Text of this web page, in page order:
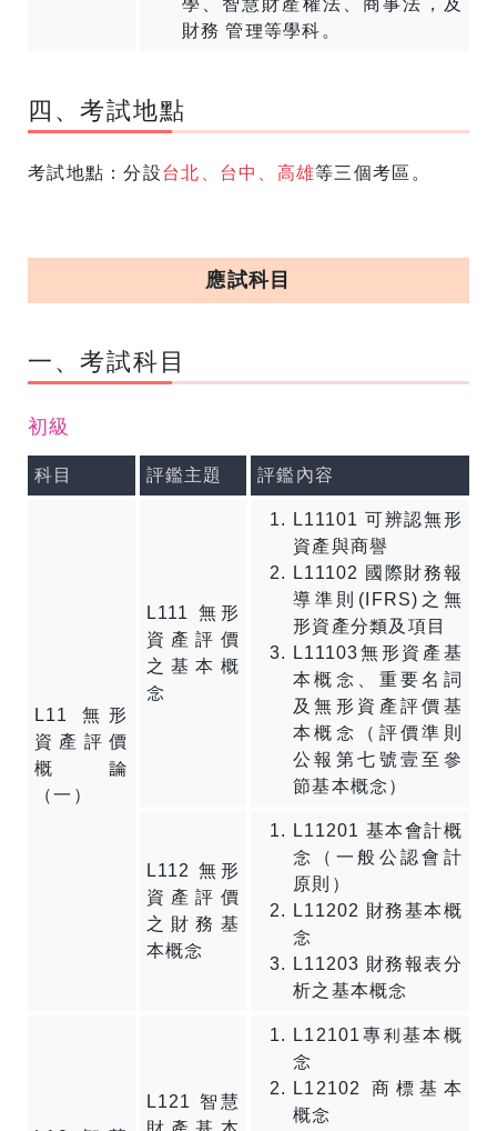
學、智慧財產權法、商事法，及
財務 管理等學科。
四、考試地點
考試地點：分設台北、台中、高雄等三個考區。
應試科目
一、考試科目
初級
科目 評鑑主題 評鑑內容
L11 無形
資產評價
概論
（一）
L111 無形
資產評價
之基本概
念
L11101 可辨認無形
資產與商譽
L11102 國際財務報
導準則(IFRS)之無
形資產分類及項目
L11103無形資產基
本概念、重要名詞
及無形資產評價基
本概念（評價準則
公報第七號壹至參
節基本概念）
L112 無形
資產評價
之財務基
本概念
L11201 基本會計概
念（一般公認會計
原則）
L11202 財務基本概
念
L11203 財務報表分
析之基本概念
L121 智慧
L12101專利基本概
念
L12102 商標基本
概念